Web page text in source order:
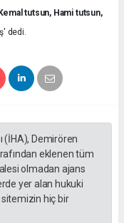
tutsun, Hami tutsun,
dedi.
(İHA), Demirören
eklenen tüm
olmadan ajans
yer alan hukuki
hiç bir